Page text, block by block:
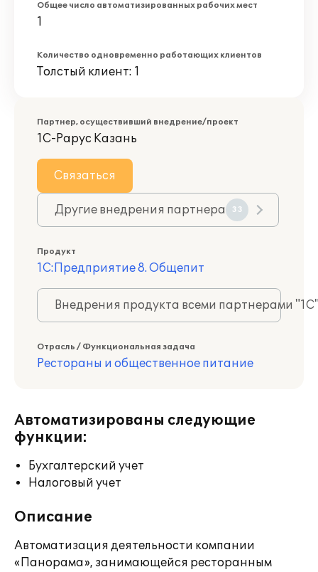
Общее число автоматизированных рабочих мест
1
Количество одновременно работающих клиентов
Толстый клиент: 1
Партнер, осуществивший внедрение/проект
1С-Рарус Казань
Связаться
Другие внедрения партнера 33
Продукт
1С:Предприятие 8. Общепит
Внедрения продукта всеми партнерами
Отрасль / Функциональная задача
Рестораны и общественное питание
Автоматизированы следующие
функции:
Бухгалтерский учет
Налоговый учет
Описание
Автоматизация деятельности компании
«Панорама», занимающейся ресторанным